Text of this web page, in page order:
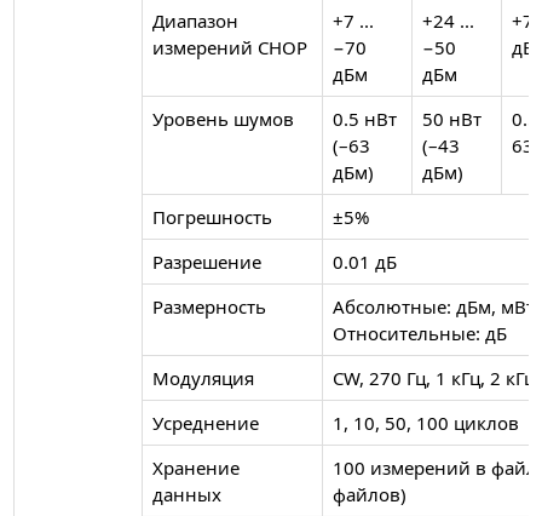
Диапазон
измерений CHOP
+7 ...
−70
дБм
+24 ...
−50
дБм
+7
Уровень шумов
0.5 нВт
(–63
дБм)
50 нВт
(–43
дБм)
63
Погрешность
±5%
Разрешение
0.01 дБ
Размерность
Абсолютные: дБм, мВт,
Относительные: дБ
Модуляция
CW, 270 Гц, 1 кГц, 2
Усреднение
1, 10, 50, 100 циклов
Хранение
данных
100 измерений в
файлов)